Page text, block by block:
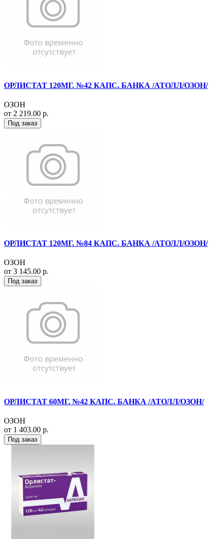
ОРЛИСТАТ 120МГ. №42 КАПС. БАНКА /АТОЛЛ/ОЗОН/
ОЗОН
от 2 219.00 р.
Под заказ
ОРЛИСТАТ 120МГ. №84 КАПС. БАНКА /АТОЛЛ/ОЗОН/
ОЗОН
от 3 145.00 р.
Под заказ
ОРЛИСТАТ 60МГ. №42 КАПС. БАНКА /АТОЛЛ/ОЗОН/
ОЗОН
от 1 403.00 р.
Под заказ